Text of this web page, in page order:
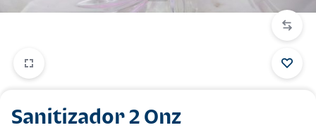
Sanitizador 2 Onz